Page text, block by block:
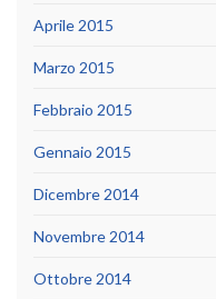
Aprile 2015
Marzo 2015
Febbraio 2015
Gennaio 2015
Dicembre 2014
Novembre 2014
Ottobre 2014